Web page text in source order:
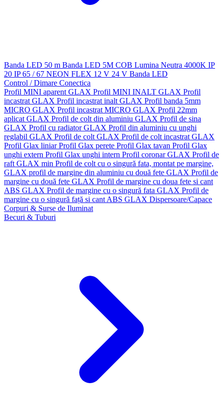
Banda LED 50 m Banda LED 5M COB Lumina Neutra 4000K IP
20 IP 65 / 67 NEON FLEX 12 V 24 V Banda LED
Control / Dimare Conectica
Profil MINI aparent GLAX Profil MINI INALT GLAX Profil
incastrat GLAX Profil incastrat inalt GLAX Profil banda 5mm
MICRO GLAX Profil incastrat MICRO GLAX Profil 22mm
aplicat GLAX Profil de colt din aluminiu GLAX Profil de sina
GLAX Profil cu radiator GLAX Profil din aluminiu cu unghi
reglabil GLAX Profil de colt GLAX Profil de colt incastrat GLAX
Profil Glax liniarProfil Glax perete Profil Glax tavan Profil Glax
unghi extern Profil Glax unghi intern Profil coronar GLAX Profil de
raft GLAX min Profil de colt cu o singură fata, montat pe margine,
GLAX profil de margine din aluminiu cu două fete GLAX Profil de
margine cu două fete GLAX Profil de margine cu doua fete si cant
ABS GLAX Profil de margine cu o singură fata GLAX Profil de
margine cu o singură față si cant ABS GLAX Dispersoare/Capace
Corpuri & Surse de Iluminat
Becuri & Tuburi